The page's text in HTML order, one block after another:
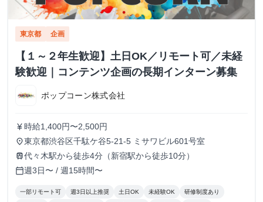
東京都 企画
【１～２年生歓迎】土日OK／リモート可／未経
験歓迎｜コンテンツ企画の長期インターン募集
ポップコーン株式会社
currency_yen 時給1,400円〜2,500円
place東京都渋谷区千駄ケ谷5-21-5 ミサワビル601号室
train代々木駅から徒歩4分（新宿駅から徒歩10分）
calendar_today週3日〜 / 週15時間〜
一部リモート可 週3日以上推奨 土日OK 未経験OK 研修制度あり